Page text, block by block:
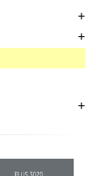
+
+
+